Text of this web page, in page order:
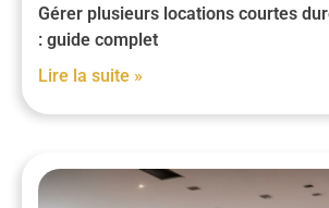
Gérer plusieurs locations courtes
: guide complet
Lire la suite »